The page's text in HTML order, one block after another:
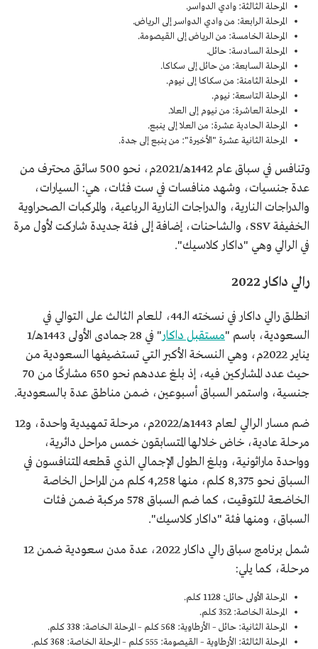
المرحلة الثالثة: وادي الدواسر.
المرحلة الرابعة: من وادي الدواسر إلى الرياض.
المرحلة الخامسة: من الرياض إلى القيصومة.
المرحلة السادسة: حائل.
المرحلة السابعة: من حائل إلى سكاكا.
المرحلة الثامنة: من سكاكا إلى نيوم.
المرحلة التاسعة: نيوم.
المرحلة العاشرة: من نيوم إلى العلا.
المرحلة الحادية عشرة: من العلا إلى ينبع.
المرحلة الثانية عشرة "الأخيرة": من ينبع إلى جدة.
وتنافس في سباق عام 1442هـ/2021م، نحو 500 سائق محترف من
عدة جنسيات، وشهد منافسات في ست فئات، هي: السيارات،
والدراجات النارية، والدراجات النارية الرباعية، والمركبات الصحراوية
الخفيفة SSV، والشاحنات، إضافة إلى فئة جديدة شاركت لأول مرة
في الرالي وهي "داكار كلاسيك".
رالي داكار 2022
انطلق رالي داكار في نسخته الـ44، للعام الثالث على التوالي في
السعودية، باسم "مستقبل داكار
" في 28 جمادى الأولى 1443هـ/1
يناير 2022م، وهي النسخة الأكبر التي تستضيفها السعودية من
حيث عدد المشاركين فيه، إذ بلغ عددهم نحو 650 مشاركًا من 70
جنسية، واستمر السباق أسبوعين، ضمن مناطق عدة بالسعودية.
ضم مسار الرالي لعام 1443هـ/2022م، مرحلة تمهيدية واحدة، و12
مرحلة عادية، خاض خلالها المتسابقون خمس مراحل دائرية،
وواحدة ماراثونية، وبلغ الطول الإجمالي الذي قطعه المتنافسون في
السباق نحو 8,375 كلم، منها 4,258 كلم من المراحل الخاصة
الخاضعة للتوقيت، كما ضم السباق 578 مركبة ضمن فئات
السباق، ومنها فئة "داكار كلاسيك".
شمل برنامج سباق رالي داكار 2022، عدة مدن سعودية ضمن 12
مرحلة، كما يلي:
المرحلة الأولى حائل: 1128 كلم.
المرحلة الخاصة: 352 كلم.
المرحلة الثانية: حائل – الأرطاوية: 568 كلم – المرحلة الخاصة: 338 كلم.
المرحلة الثالثة: الأرطاوية – القیصومة: 555 كلم – المرحلة الخاصة: 368 كلم.